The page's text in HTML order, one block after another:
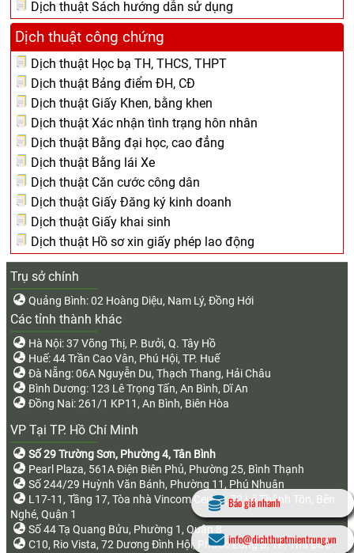
Dịch thuật Sách hướng dẫn sử dụng
Dịch thuật công chứng
Dịch thuật Học bạ TH, THCS, THPT
Dịch thuật Bảng điểm ĐH, CĐ
Dịch thuật Giấy Khen, bằng khen
Dịch thuật Xác nhận tình trạng hôn nhân
Dịch thuật Bằng đại học, cao đẳng
Dịch thuật Bằng lái Xe
Dịch thuật Căn cước công dân
Dịch thuật Giấy Đăng ký kinh doanh
Dịch thuật Giấy khai sinh
Dịch thuật Hồ sơ xin giấy phép lao động
Trụ sở chính
Quảng Bình: 02 Hoàng Diệu, Nam Lý, Đồng Hới
Các tỉnh thành khác
Hà Nội: 37 Võng Thị, P. Bưởi, Q. Tây Hồ
Huế: 44 Trần Cao Vân, Phú Hội, TP. Huế
Đà Nẵng: 06A Nguyễn Du, Thạch Thang, Hải Châu
Bình Dương: 123 Lê Trọng Tấn, An Bình, Dĩ An
Đồng Nai: 261/1 KP11, An Bình, Biên Hòa
VP Tại TP. Hồ Chí Minh
Số 29 Trường Sơn, Phường 4, Tân Bình
Pearl Plaza, 561A Điện Biên Phủ, Phường 25, Bình Thạnh
Số 244/29 Huỳnh Văn Bánh, Phường 11, Phú Nhuận
L17-11, Tầng 17, Tòa nhà Vincom Center, 72 Lê Thánh Tôn, Bến
Nghé, Quận 1
Số 44 Tạ Quang Bửu, Phường 1, Quận 8
C10, Rio Vista, 72 Dương Đình Hội, Phước Long B, TP. Thủ Đức
Báo giá nhanh
info@dichthuatmientrung.vn